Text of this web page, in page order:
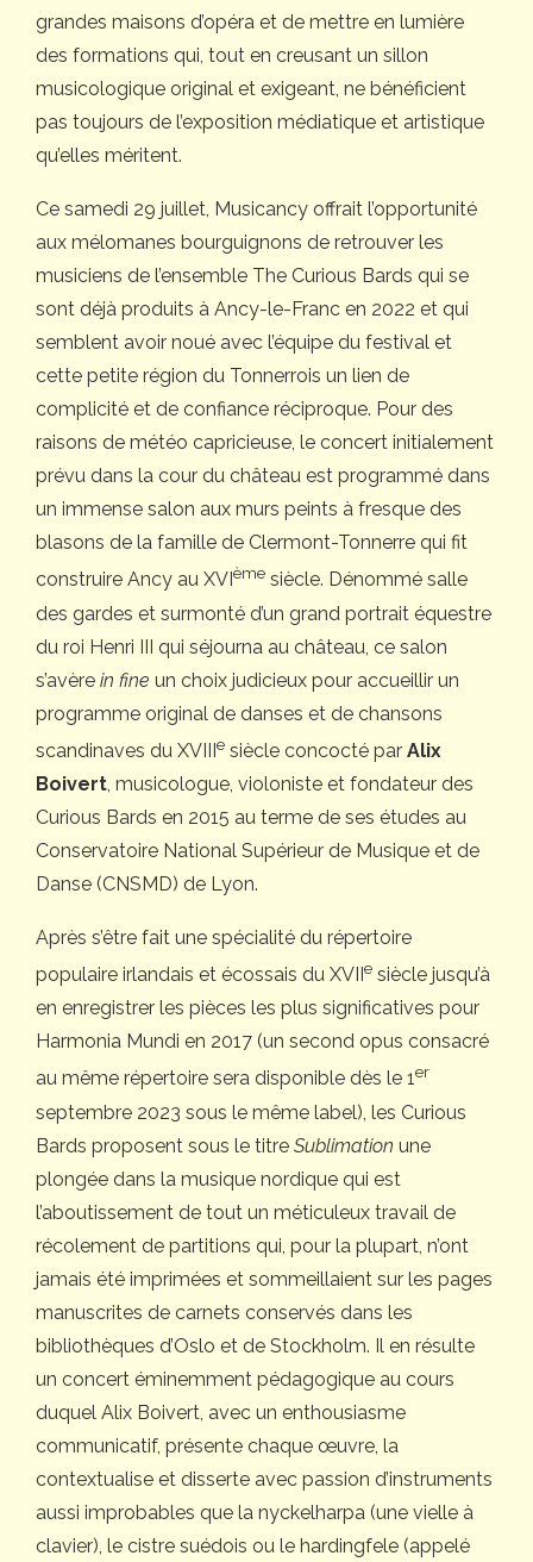
grandes maisons d’opéra et de mettre en lumière
des formations qui, tout en creusant un sillon
musicologique original et exigeant, ne bénéficient
pas toujours de l’exposition médiatique et artistique
qu’elles méritent.
Ce samedi 29 juillet, Musicancy offrait l’opportunité
aux mélomanes bourguignons de retrouver les
musiciens de l’ensemble The Curious Bards qui se
sont déjà produits à Ancy-le-Franc en 2022 et qui
semblent avoir noué avec l’équipe du festival et
cette petite région du Tonnerrois un lien de
complicité et de confiance réciproque. Pour des
raisons de météo capricieuse, le concert initialement
prévu dans la cour du château est programmé dans
un immense salon aux murs peints à fresque des
blasons de la famille de Clermont-Tonnerre qui fit
construire Ancy au XVI ème siècle. Dénommé salle
des gardes et surmonté d’un grand portrait équestre
du roi Henri III qui séjourna au château, ce salon
s’avère in fine un choix judicieux pour accueillir un
programme original de danses et de chansons
scandinaves du XVIIIe siècle concocté par Alix
Boivert, musicologue, violoniste et fondateur des
Curious Bards en 2015 au terme de ses études au
Conservatoire National Supérieur de Musique et de
Danse (CNSMD) de Lyon.
Après s’être fait une spécialité du répertoire
populaire irlandais et écossais du XVII e siècle jusqu’à
en enregistrer les pièces les plus significatives pour
Harmonia Mundi en 2017 (un second opus consacré
au même répertoire sera disponible dès le 1er
septembre 2023 sous le même label), les Curious
Bards proposent sous le titre Sublimation une
plongée dans la musique nordique qui est
l’aboutissement de tout un méticuleux travail de
récolement de partitions qui, pour la plupart, n’ont
jamais été imprimées et sommeillaient sur les pages
manuscrites de carnets conservés dans les
bibliothèques d’Oslo et de Stockholm. Il en résulte
un concert éminemment pédagogique au cours
duquel Alix Boivert, avec un enthousiasme
communicatif, présente chaque œuvre, la
contextualise et disserte avec passion d’instruments
aussi improbables que la nyckelharpa (une vielle à
clavier), le cistre suédois ou le hardingfele (appelé